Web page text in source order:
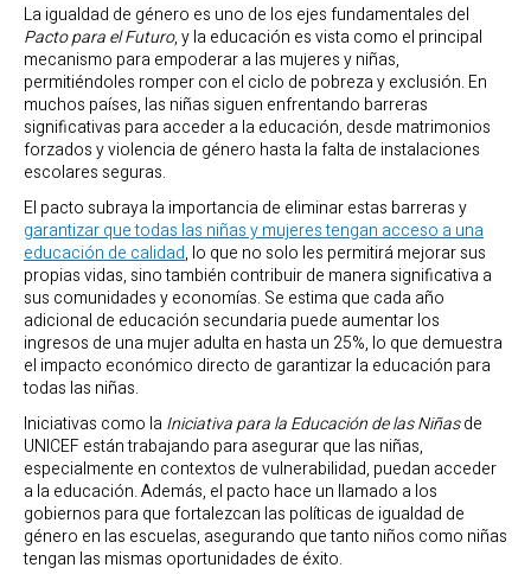
La igualdad de género es uno de los ejes fundamentales del
Pacto para el Futuro, y la educación es vista como el principal
mecanismo para empoderar a las mujeres y niñas,
permitiéndoles romper con el ciclo de pobreza y exclusión. En
muchos países, las niñas siguen enfrentando barreras
significativas para acceder a la educación, desde matrimonios
forzados y violencia de género hasta la falta de instalaciones
escolares seguras.
El pacto subraya la importancia de eliminar estas barreras y
garantizar que todas las niñas y mujeres tengan acceso a una
educación de calidad, lo que no solo les permitirá mejorar sus
propias vidas, sino también contribuir de manera significativa a
sus comunidades y economías. Se estima que cada año
adicional de educación secundaria puede aumentar los
ingresos de una mujer adulta en hasta un 25%, lo que demuestra
el impacto económico directo de garantizar la educación para
todas las niñas.
Iniciativas como la Iniciativa para la Educación de las Niñasde
UNICEF están trabajando para asegurar que las niñas,
especialmente en contextos de vulnerabilidad, puedan acceder
a la educación. Además, el pacto hace un llamado a los
gobiernos para que fortalezcan las políticas de igualdad de
género en las escuelas, asegurando que tanto niños como niñas
tengan las mismas oportunidades de éxito.